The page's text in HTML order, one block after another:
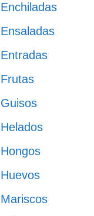
Enchiladas
Ensaladas
Entradas
Frutas
Guisos
Helados
Hongos
Huevos
Mariscos